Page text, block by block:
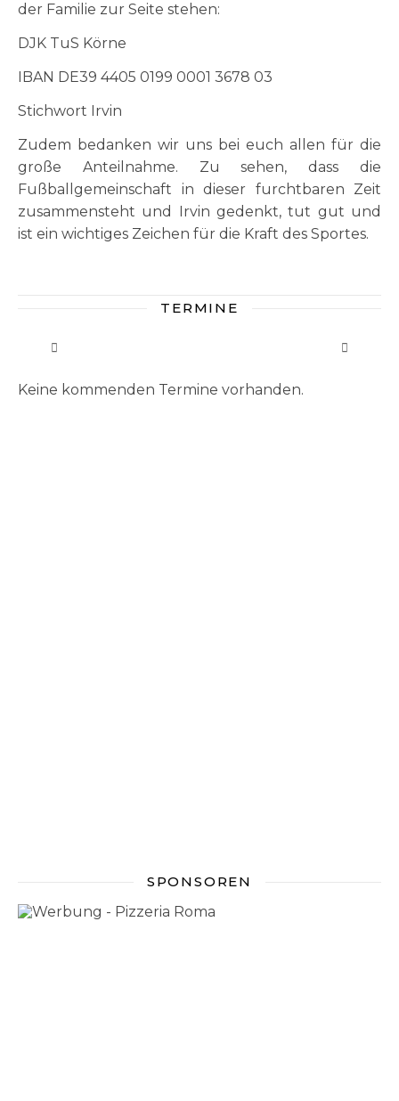
der Familie zur Seite stehen:
DJK TuS Körne
IBAN DE39 4405 0199 0001 3678 03
Stichwort Irvin
Zudem bedanken wir uns bei euch allen für die
große Anteilnahme. Zu sehen, dass die
Fußballgemeinschaft in dieser furchtbaren Zeit
zusammensteht und Irvin gedenkt, tut gut und
ist ein wichtiges Zeichen für die Kraft des Sportes.
TERMINE
Keine kommenden Termine vorhanden.
SPONSOREN